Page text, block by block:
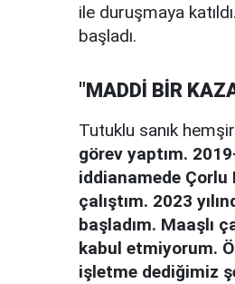
ile duruşmaya
başladı.
"MADDİ BİR
Tutuklu sanık
görev yaptım.
iddianamede Çorlu
çalıştım. 2023
başladım. Maaşlı
kabul etmiyorum.
işletme dediğimiz